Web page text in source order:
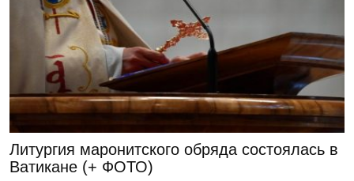
ЛЕНТА НОВОСТЕЙ
Литургия маронитского обряда состоялась в
Ватикане (+ ФОТО)